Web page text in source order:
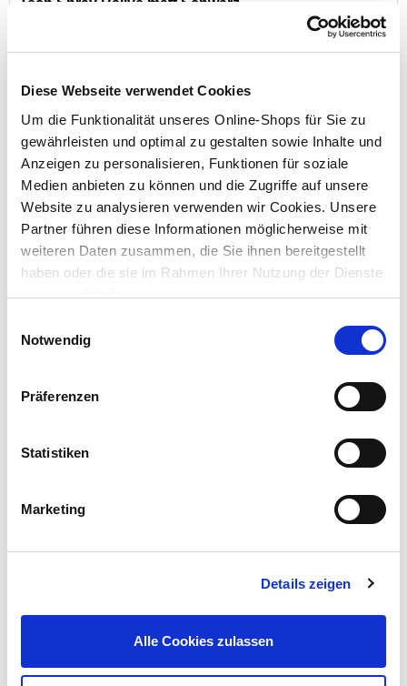
Diese Webseite verwendet Cookies
Um die Funktionalität unseres Online-Shops für Sie zu
gewährleisten und optimal zu gestalten sowie Inhalte und
Anzeigen zu personalisieren, Funktionen für soziale
Medien anbieten zu können und die Zugriffe auf unsere
Website zu analysieren verwenden wir Cookies. Unsere
Partner führen diese Informationen möglicherweise mit
weiteren Daten zusammen, die Sie ihnen bereitgestellt
haben oder die sie im Rahmen Ihrer Nutzung der Dienste
gesammelt haben.
Notwendig
Präferenzen
Statistiken
Marketing
Details zeigen
Alle Cookies zulassen
Tech Spray Rallye matt Schwarz
Preis reduziert von
UVP 12,95 €auf
Preis reduziert von
UVP 14,99 €auf